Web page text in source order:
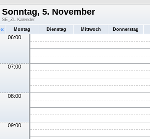
Sonntag, 5. November
SE_ZL Kalender
« Montag Dienstag Mittwoch Donnerstag
06:00
07:00
08:00
09:00